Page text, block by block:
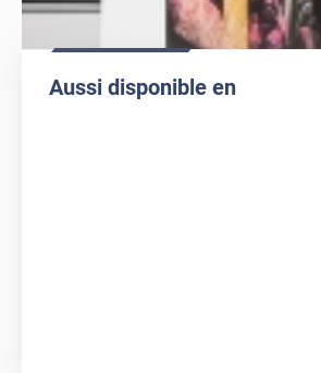
Aussi disponible en